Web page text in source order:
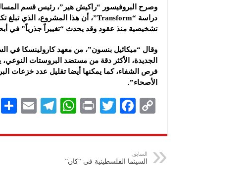
وصرح البروفيسور “راكيش هير”، رئيس قسم
تشخيصية منذ عقود وقد يحدث “تغييراً جذرياً” في
وقال “ميكائيل بنسون”، من معهد كارولينسكا في
الجديدة، الأكثر دقة من مستضد البروستات
فرص الشفاء، كما يمكنها أيضا تقليل عدد خزعات
الأصحاء”.
C
p
y
Li
F
eb
k
T
tt
P
nt
W
at
Te
gr
E
ai
السابق
السينما الفلسطينية في “كان”